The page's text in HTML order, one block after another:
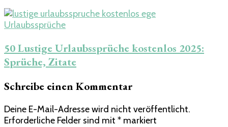
Urlaubssprüche
50 Lustige Urlaubssprüche kostenlos 2025:
Sprüche, Zitate
Schreibe einen Kommentar
Deine E-Mail-Adresse wird nicht veröffentlicht.
Erforderliche Felder sind mit * markiert